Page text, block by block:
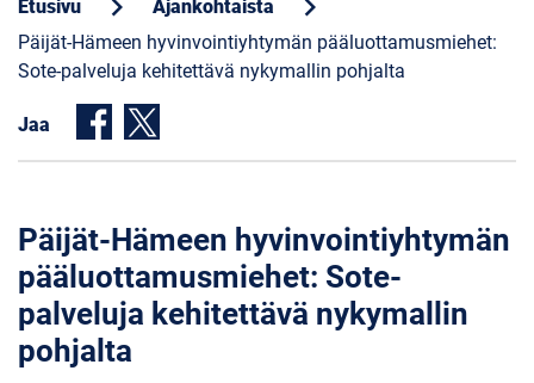
Etusivu chevron_right Ajankohtaista chevron_right
Päijät-Hämeen hyvinvointiyhtymän pääluottamusmiehet:
Sote-palveluja kehitettävä nykymallin pohjalta
Jaa
Päijät-Hämeen hyvinvointiyhtymän
pääluottamusmiehet: Sote-
palveluja kehitettävä nykymallin
pohjalta